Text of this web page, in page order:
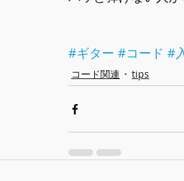
#ギター #コード #
コード関連 tips